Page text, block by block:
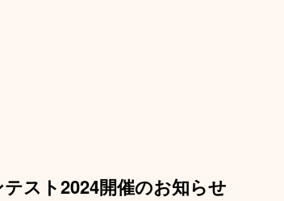
スト2024開催のお知らせ